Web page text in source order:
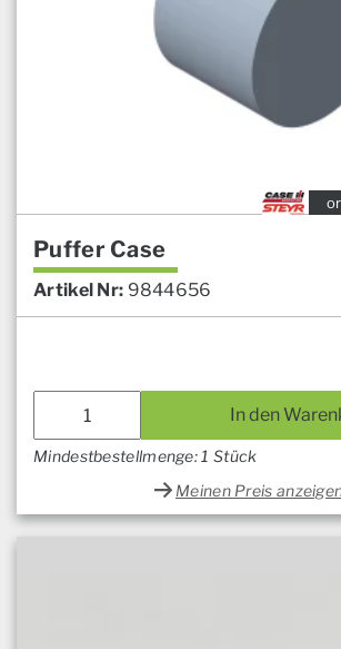
Puffer Case
Artikel Nr: 9844656
In den
Mindestbestellmenge: 1 Stück
Meinen Preis